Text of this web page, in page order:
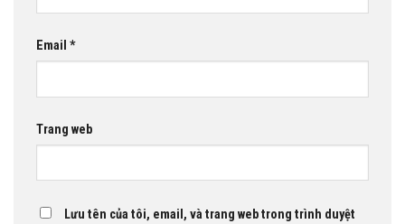
Email *
Trang web
Lưu tên của tôi, email, và trang web trong trình duyệt